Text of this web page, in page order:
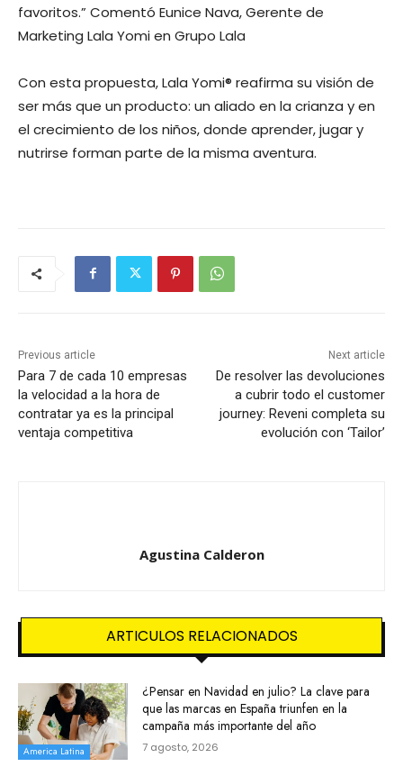
favoritos.” Comentó Eunice Nava, Gerente de
Marketing Lala Yomi en Grupo Lala
Con esta propuesta, Lala Yomi® reafirma su visión de
ser más que un producto: un aliado en la crianza y en
el crecimiento de los niños, donde aprender, jugar y
nutrirse forman parte de la misma aventura.
Previous article
Para 7 de cada 10 empresas
la velocidad a la hora de
contratar ya es la principal
ventaja competitiva
Next article
De resolver las devoluciones
a cubrir todo el customer
journey: Reveni completa su
evolución con ‘Tailor’
Agustina Calderon
ARTICULOS RELACIONADOS
America Latina
¿Pensar en Navidad en julio? La clave para
que las marcas en España triunfen en la
campaña más importante del año
7 agosto, 2026